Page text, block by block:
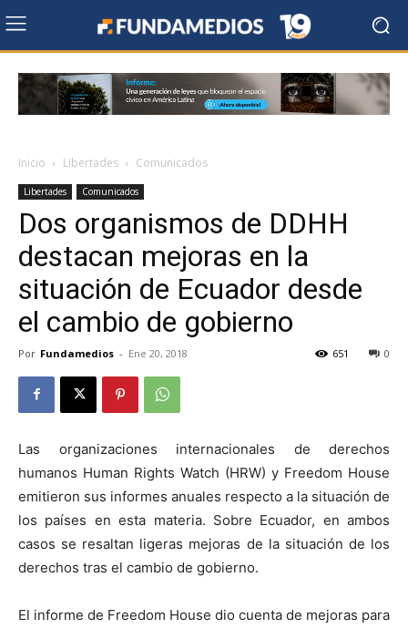
Inicio Libertades Comunicados
Libertades Comunicados
Dos organismos de DDHH
destacan mejoras en la
situación de Ecuador desde
el cambio de gobierno
Por Fundamedios - Ene 20, 2018 0
651
Las organizaciones internacionales de derechos
humanos Human Rights Watch (HRW) y Freedom House
emitieron sus informes anuales respecto a la situación de
los países en esta materia. Sobre Ecuador, en ambos
casos se resaltan ligeras mejoras de la situación de los
derechos tras el cambio de gobierno.
El informe de Freedom House dio cuenta de mejoras para